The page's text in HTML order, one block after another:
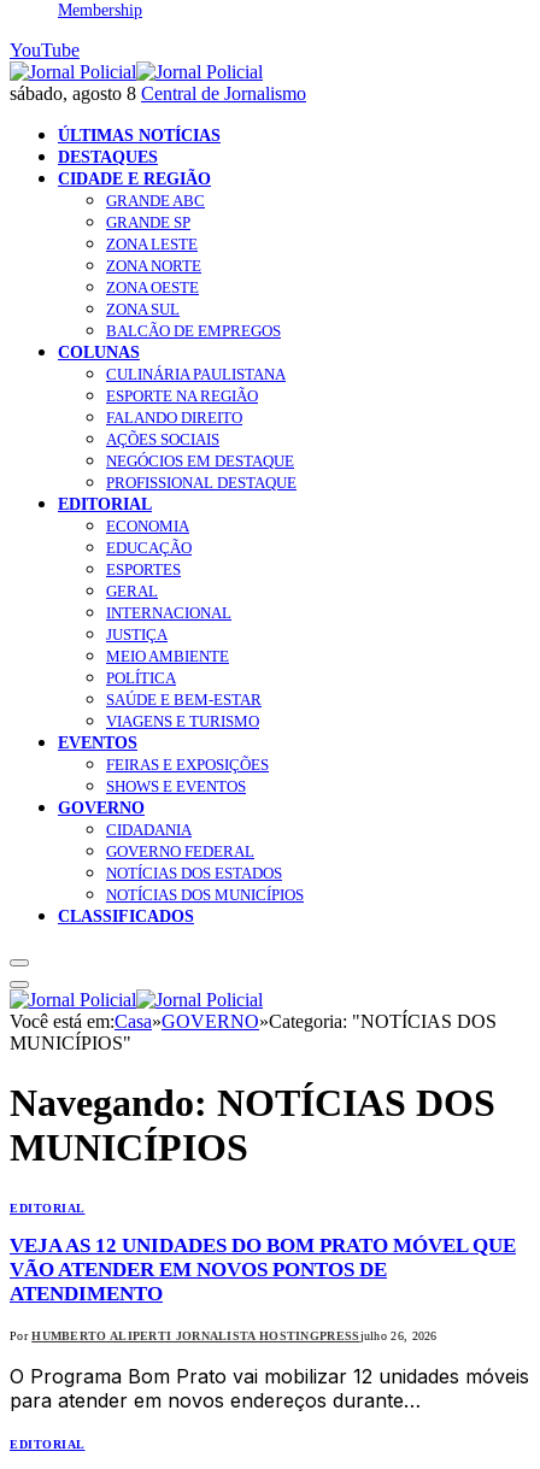
Membership
YouTube
sábado, agosto 8 Central de Jornalismo
ÚLTIMAS NOTÍCIAS
DESTAQUES
CIDADE E REGIÃO
GRANDE ABC
GRANDE SP
ZONA LESTE
ZONA NORTE
ZONA OESTE
ZONA SUL
BALCÃO DE EMPREGOS
COLUNAS
CULINÁRIA PAULISTANA
ESPORTE NA REGIÃO
FALANDO DIREITO
AÇÕES SOCIAIS
NEGÓCIOS EM DESTAQUE
PROFISSIONAL DESTAQUE
EDITORIAL
ECONOMIA
EDUCAÇÃO
ESPORTES
GERAL
INTERNACIONAL
JUSTIÇA
MEIO AMBIENTE
POLÍTICA
SAÚDE E BEM-ESTAR
VIAGENS E TURISMO
EVENTOS
FEIRAS E EXPOSIÇÕES
SHOWS E EVENTOS
GOVERNO
CIDADANIA
GOVERNO FEDERAL
NOTÍCIAS DOS ESTADOS
NOTÍCIAS DOS MUNICÍPIOS
CLASSIFICADOS
Você está em:Casa»GOVERNO»Categoria: "NOTÍCIAS DOS
MUNICÍPIOS"
Navegando: NOTÍCIAS DOS
MUNICÍPIOS
EDITORIAL
VEJA AS 12 UNIDADES DO BOM PRATO MÓVEL QUE
VÃO ATENDER EM NOVOS PONTOS DE
ATENDIMENTO
Por HUMBERTO ALIPERTI JORNALISTA HOSTINGPRESSjulho 26, 2026
O Programa Bom Prato vai mobilizar 12 unidades móveis
para atender em novos endereços durante…
EDITORIAL